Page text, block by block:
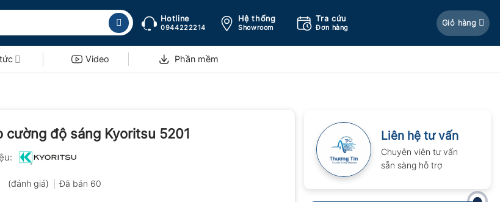
Hotline
0944222214
Hệ thống
Showroom
Tra cứu
Đơn hàng
Giỏ hàng
Video Phần mềm
Liên hệ tư vấn
Chuyên viên tư vấn
sẵn sàng hỗ trợ
cường độ sáng Kyoritsu 5201
(đánh giá) Đã bán 60